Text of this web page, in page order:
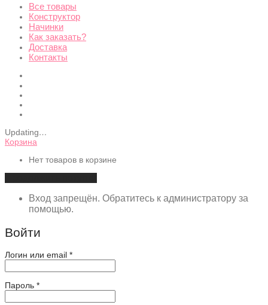
Все товары
Конструктор
Начинки
Как заказать?
Доставка
Контакты
Updating…
Корзина
Нет товаров в корзине
Вход запрещён. Обратитесь к администратору за
помощью.
Войти
Логин или email *Обязательно
Пароль *Обязательно